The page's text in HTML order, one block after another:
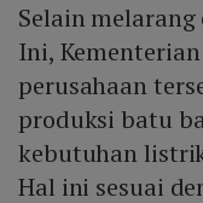
Selain
Ini,
perusahaan
produksi batu
kebutuhan
Hal ini sesuai